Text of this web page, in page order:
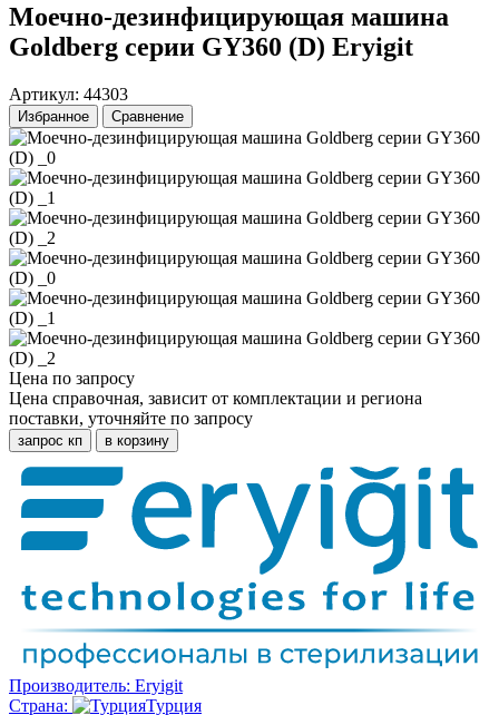
Моечно-дезинфицирующая машина
Goldberg серии GY360 (D) Eryigit
Артикул: 44303
Избранное Сравнение
Цена по запросу
Цена справочная, зависит от комплектации и региона
поставки, уточняйте по запросу
запрос кп в корзину
Производитель: Eryigit
Страна:
Турция